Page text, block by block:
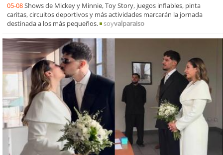
05-08Shows de Mickey y Minnie, Toy Story, juegos inflables, pinta
caritas, circuitos deportivos y más actividades marcarán la jornada
destinada a los más pequeños.
soyvalparaiso